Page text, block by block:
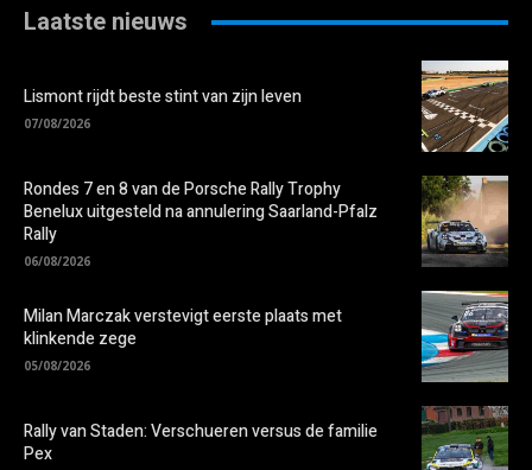
Laatste nieuws
Lismont rijdt beste stint van zijn leven
07/08/2026
Rondes 7 en 8 van de Porsche Rally Trophy
Benelux uitgesteld na annulering Saarland-Pfalz
Rally
06/08/2026
Milan Marczak verstevigt eerste plaats met
klinkende zege
05/08/2026
Rally van Staden: Verschueren versus de familie
Pex